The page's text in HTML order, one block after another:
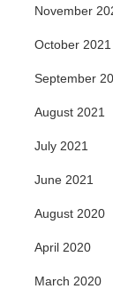
November
October 2021
September
August 2021
July 2021
June 2021
August 2020
April 2020
March 2020